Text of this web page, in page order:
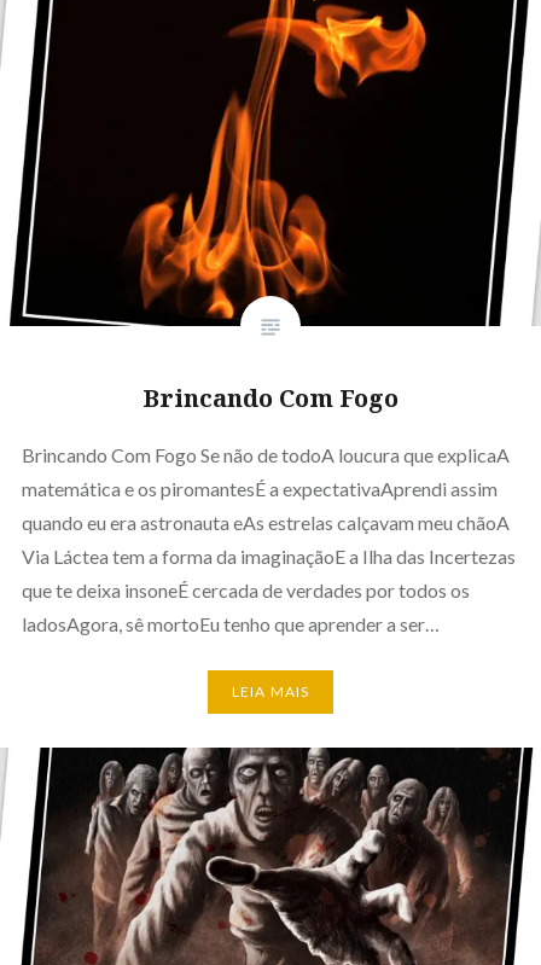
Brincando Com Fogo
Brincando Com Fogo Se não de todoA loucura que explicaA
matemática e os piromantesÉ a expectativaAprendi assim
quando eu era astronauta eAs estrelas calçavam meu chãoA
Via Láctea tem a forma da imaginaçãoE a Ilha das Incertezas
que te deixa insoneÉ cercada de verdades por todos os
ladosAgora, sê mortoEu tenho que aprender a ser…
LEIA MAIS